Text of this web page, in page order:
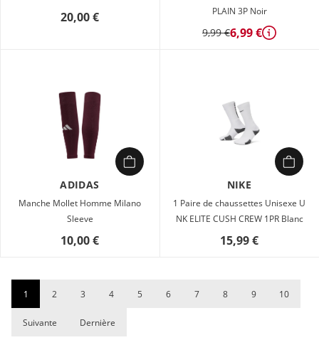
20,00 €
PLAIN 3P Noir
9,99 €6,99 € Détails
ADIDAS
Manche Mollet Homme Milano
Sleeve
10,00 €
NIKE
1 Paire de chaussettes Unisexe U
NK ELITE CUSH CREW 1PR Blanc
15,99 €
1 2 3 4 5 6 7 8 9 10
Suivante Dernière